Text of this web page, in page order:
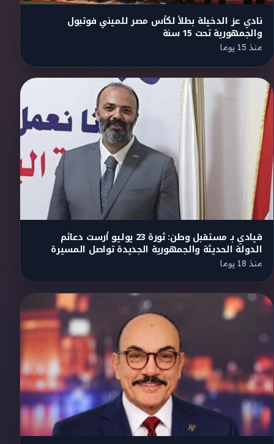
نادي عز الدخيلة بطلاً لكأس مصر للميني فوتبول
والجمهورية تحت 15 سنة
منذ 15 يوما
قيادي بـ مستقبل وطن: ثورة 23 يوليو أرست دعائم
الدولة الحديثة والجمهورية الجديدة تواصل المسيرة
منذ 18 يوما